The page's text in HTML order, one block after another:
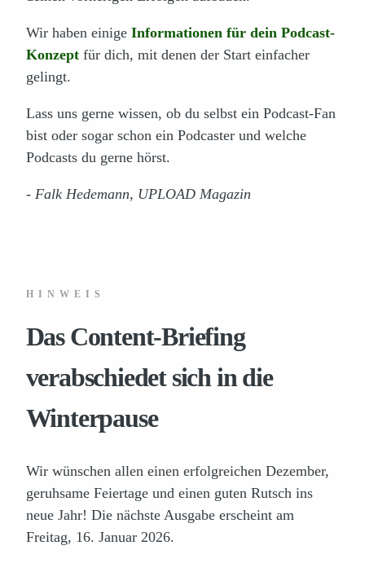
Wir haben einige Informationen für dein Podcast-
Konzeptfür dich, mit denen der Start einfacher
gelingt.
Lass uns gerne wissen, ob du selbst ein Podcast-Fan
bist oder sogar schon ein Podcaster und welche
Podcasts du gerne hörst.
- Falk Hedemann, UPLOAD Magazin
HINWEIS
Das Content-Briefing
verabschiedet sich in die
Winterpause
Wir wünschen allen einen erfolgreichen Dezember,
geruhsame Feiertage und einen guten Rutsch ins
neue Jahr! Die nächste Ausgabe erscheint am
Freitag, 16. Januar 2026.